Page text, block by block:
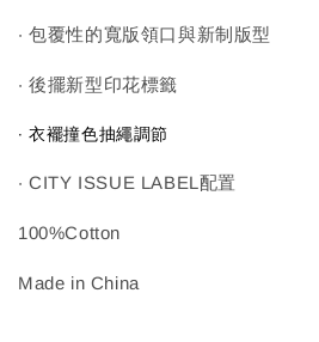
‧ 包覆性的寬版領口與新制版型
‧ 後擺新型印花標籤
‧ 衣襬撞色抽繩調節
‧ CITY ISSUE LABEL配置
100%Cotton
Made in China